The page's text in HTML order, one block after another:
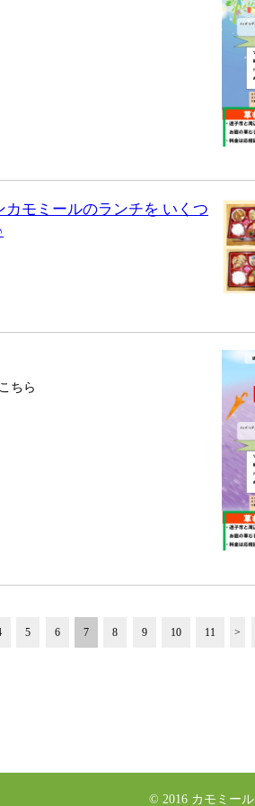
モミールのランチを いくつ
ちら
5 6 7 8 9 10 11 >
© 2016 カモミール